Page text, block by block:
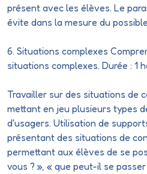
présent avec les élèves. Le
évite dans la mesure du
6. Situations complexes
situations complexes. Durée : 1
Travailler sur des situations de
mettant en jeu plusieurs types
d'usagers. Utilisation de
présentant des situations de
permettant aux élèves de se
vous ? », « que peut-il se